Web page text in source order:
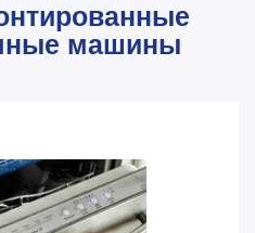
машины